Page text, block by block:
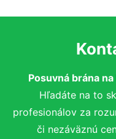
Posuvná brána
Hľadáte na to
profesionálov za
či nezáväznú